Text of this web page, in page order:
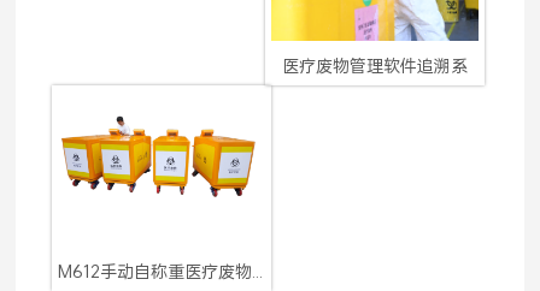
医疗废物管理软件追溯系
M612手动自称重医疗废物收